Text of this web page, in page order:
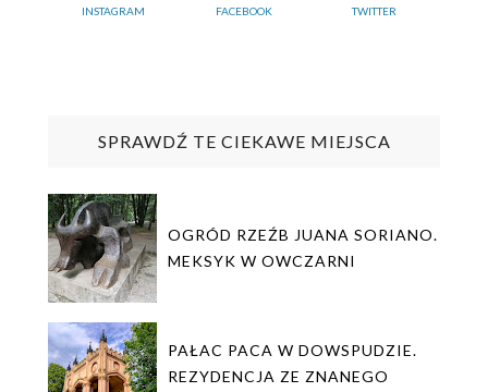
INSTAGRAM FACEBOOK TWITTER
SPRAWDŹ TE CIEKAWE MIEJSCA
OGRÓD RZEŹB JUANA SORIANO.
MEKSYK W OWCZARNI
PAŁAC PACA W DOWSPUDZIE.
REZYDENCJA ZE ZNANEGO